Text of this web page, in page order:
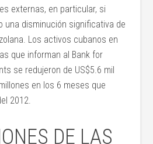
externas, en particular, si
una disminución significativa de
Los activos cubanos en
que informan al Bank for
se redujeron de US$5.6 mil
en los 6 meses que
2012.
DE LAS